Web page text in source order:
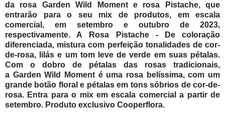
da rosa Garden Wild Moment e rosa Pistache, que
entrarão para o seu mix de produtos, em escala
comercial, em setembro e outubro de 2023,
respectivamente. A Rosa Pistache - De coloração
diferenciada, mistura com perfeição tonalidades de cor-
de-rosa, lilás e um tom leve de verde em suas pétalas.
Com o dobro de pétalas das rosas tradicionais,
a Garden Wild Moment é uma rosa belíssima, com um
grande botão floral e pétalas em tons sóbrios de cor-de-
rosa. Entra para o mix em escala comercial a partir de
setembro. Produto exclusivo Cooperflora.